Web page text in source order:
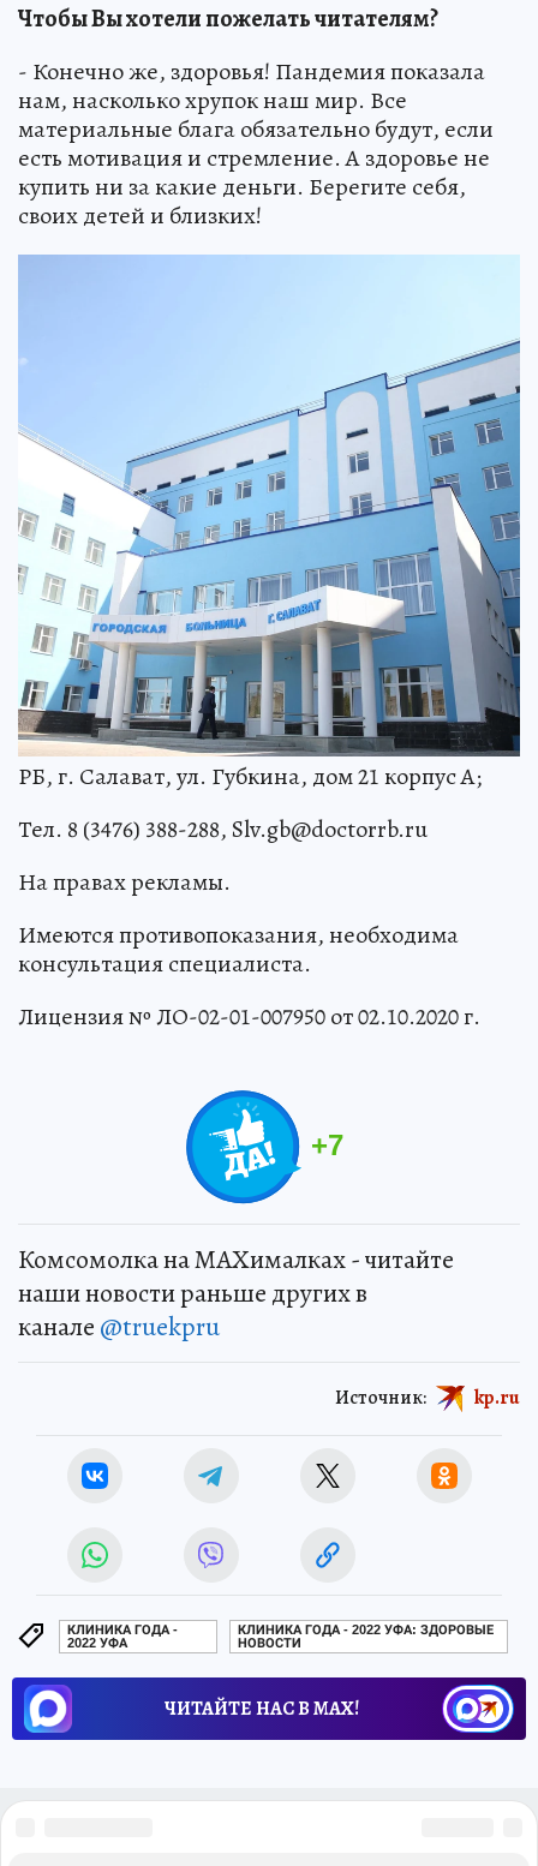
Чтобы Вы хотели пожелать читателям?
- Конечно же, здоровья! Пандемия показала
нам, насколько хрупок наш мир. Все
материальные блага обязательно будут, если
есть мотивация и стремление. А здоровье не
купить ни за какие деньги. Берегите себя,
своих детей и близких!
РБ, г. Салават, ул. Губкина, дом 21 корпус А;
Тел. 8 (3476) 388-288, Slv.gb@doctorrb.ru
На правах рекламы.
Имеются противопоказания, необходима
консультация специалиста.
Лицензия № ЛО-02-01-007950 от 02.10.2020 г.
+7
Комсомолка на MAXималках - читайте
наши новости раньше других в
канале @truekpru
Источник: kp.ru
КЛИНИКА ГОДА -
2022 УФА
КЛИНИКА ГОДА - 2022 УФА: ЗДОРОВЫЕ
НОВОСТИ
ЧИТАЙТЕ НАС В МАХ!